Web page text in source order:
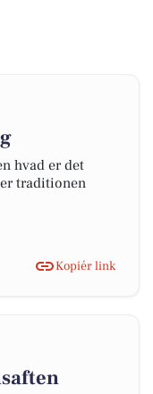
hvad er det
traditionen
Kopiér link